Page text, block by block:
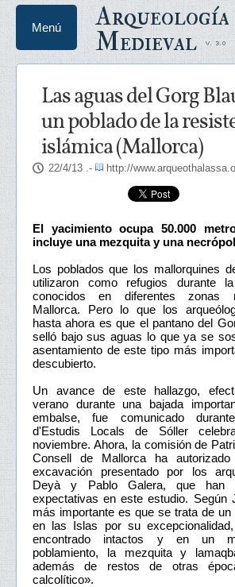
Arqueología
Medieval
Menú
Las aguas del Gorg
un poblado de la
islámica (Mallorca)
22/4/13 .- http://
El yacimiento ocupa 50.000
incluye una mezquita y una
Los poblados que los mallorquines
utilizaron como refugios durante
conocidos en diferentes zonas
Mallorca. Pero lo que los
hasta ahora es que el pantano del
selló bajo sus aguas lo que ya se
asentamiento de este tipo más
descubierto.
Un avance de este hallazgo,
verano durante una bajada
embalse, fue comunicado
d'Estudis Locals de Sóller
noviembre. Ahora, la comisión de
Consell de Mallorca ha
excavación presentado por los
Deyà y Pablo Galera, que han
expectativas en este estudio. Según
más importante es que se trata de
en las Islas por su
encontrado intactos y en un
poblamiento, la mezquita y
además de restos de otras
calcolítico».